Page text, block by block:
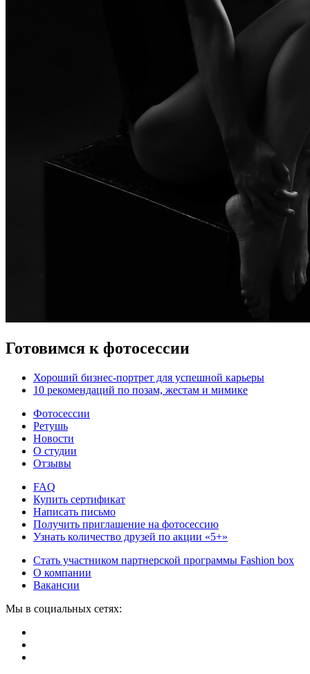
Готовимся к фотосессии
Хороший бизнес-портрет для успешной карьеры
10 рекомендаций по позам, жестам и мимике
Фотосессии
Ретушь
Новости
О студии
Отзывы
FAQ
Купить сертификат
Написать письмо
Получить приглашение на фотосессию
Узнать количество друзей по акции «5+»
Стать участником партнерской программы Fashion box
О компании
Вакансии
Мы в социальных сетях: